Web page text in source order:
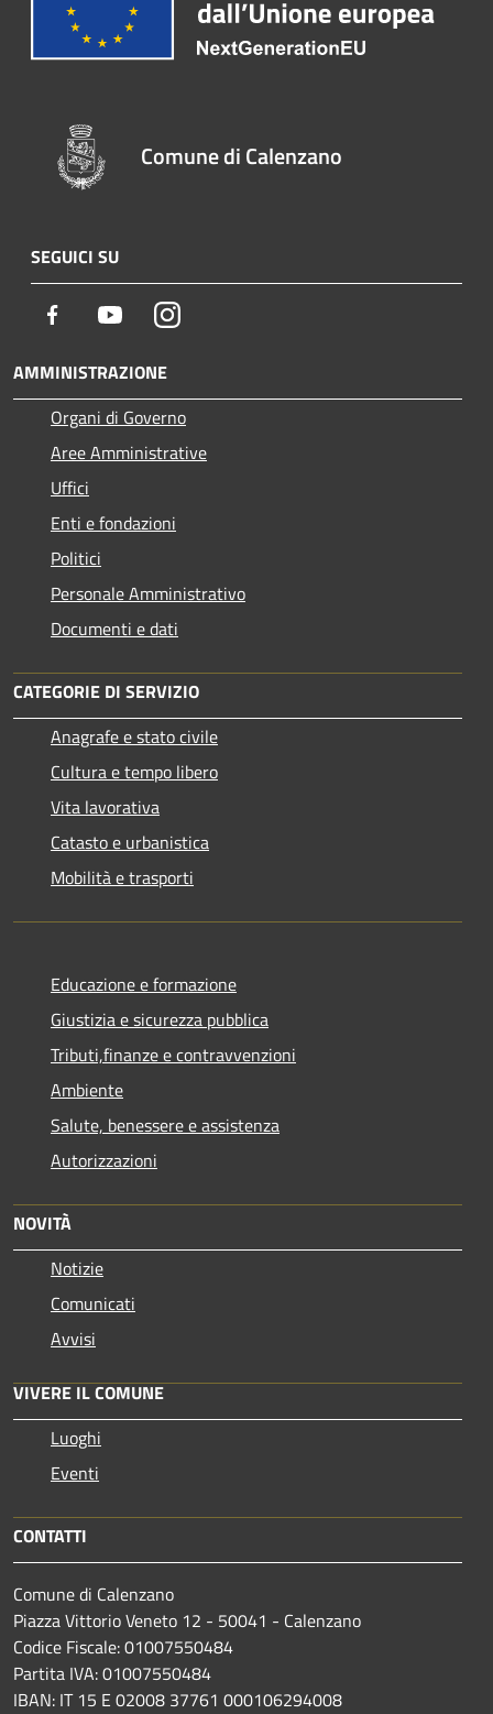
Comune di Calenzano
SEGUICI SU
Facebook YoutubeInstagram
AMMINISTRAZIONE
Organi di Governo
Aree Amministrative
Uffici
Enti e fondazioni
Politici
Personale Amministrativo
Documenti e dati
CATEGORIE DI SERVIZIO
Anagrafe e stato civile
Cultura e tempo libero
Vita lavorativa
Catasto e urbanistica
Mobilità e trasporti
Educazione e formazione
Giustizia e sicurezza pubblica
Tributi,finanze e contravvenzioni
Ambiente
Salute, benessere e assistenza
Autorizzazioni
NOVITÀ
Notizie
Comunicati
Avvisi
VIVERE IL COMUNE
Luoghi
Eventi
CONTATTI
Comune di Calenzano
Piazza Vittorio Veneto 12 - 50041 - Calenzano
Codice Fiscale: 01007550484
Partita IVA: 01007550484
IBAN: IT 15 E 02008 37761 000106294008